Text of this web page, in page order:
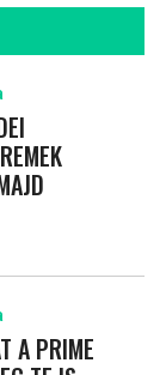
A PRIME